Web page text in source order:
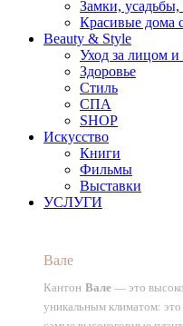
Замки,
Красивые дома
Beauty & Style
Уход за лицом и
Здоровье
Стиль
СПА
SHOP
Искусство
Книги
Фильмы
Выставки
УСЛУГИ
Вале
Кантон Вале— это
уникальным климатом: